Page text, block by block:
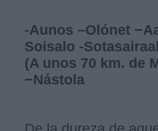
-Aunos –Olónet
Soisalo -
(A unos 70 km. de
−Nástola